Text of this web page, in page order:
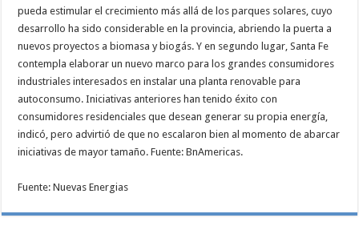
pueda estimular el crecimiento más allá de los parques solares, cuyo
desarrollo ha sido considerable en la provincia, abriendo la puerta a
nuevos proyectos a biomasa y biogás. Y en segundo lugar, Santa Fe
contempla elaborar un nuevo marco para los grandes consumidores
industriales interesados en instalar una planta renovable para
autoconsumo. Iniciativas anteriores han tenido éxito con
consumidores residenciales que desean generar su propia energía,
indicó, pero advirtió de que no escalaron bien al momento de abarcar
iniciativas de mayor tamaño. Fuente: BnAmericas.
Fuente: Nuevas Energias